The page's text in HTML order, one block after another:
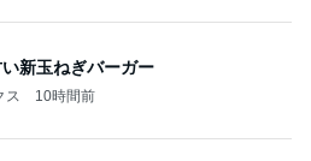
新玉ねぎバーガー
ス 10時間前